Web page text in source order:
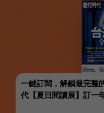
一鍵訂閱，解鎖最完整
代【夏日閱讀展】訂一